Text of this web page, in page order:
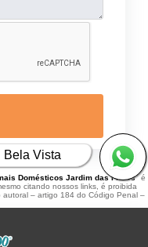
Domésticos Jardim das Flores" é
citando nossos links, é proibida
autoral – artigo 184 do Código Penal –
Bela Vista